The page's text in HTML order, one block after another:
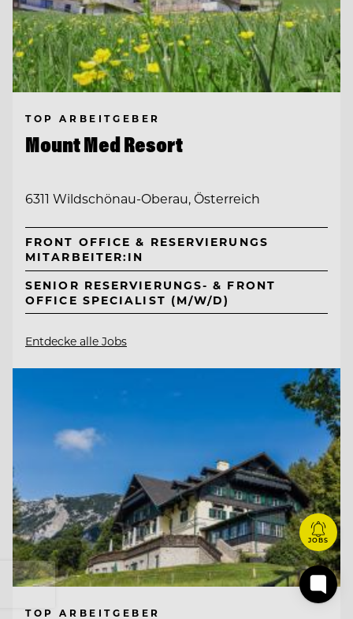
TOP ARBEITGEBER
Mount Med Resort
6311 Wildschönau-Oberau, Österreich
FRONT OFFICE & RESERVIERUNGS
MITARBEITER:IN
SENIOR RESERVIERUNGS- & FRONT
OFFICE SPECIALIST (M/W/D)
Entdecke alle Jobs
TOP ARBEITGEBER
JOBS